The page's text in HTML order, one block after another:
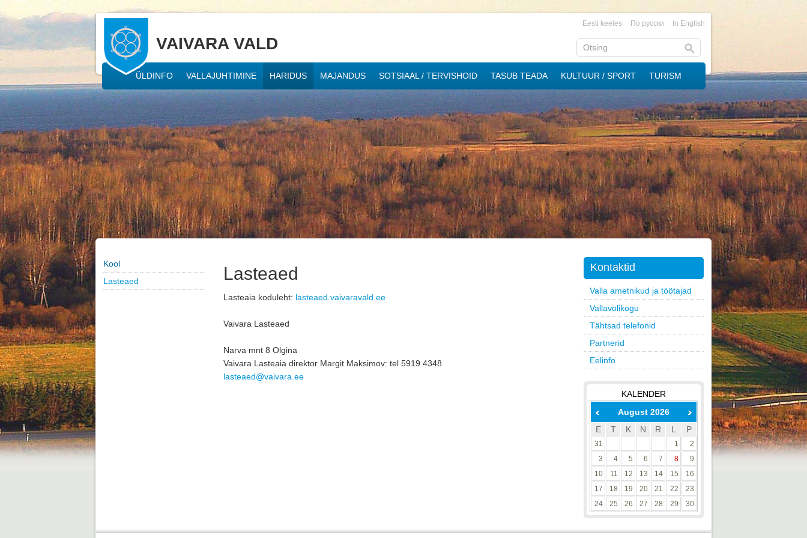
VAIVARA VALD
Eesti keeles По русски In English
ÜLDINFO VALLAJUHTIMINE HARIDUS MAJANDUS SOTSIAAL / TERVISHOID TASUB TEADA KULTUUR / SPORT TURISM
Kool
Lasteaed
Lasteaed
Lasteaia koduleht: lasteaed.vaivaravald.ee
Vaivara Lasteaed
Narva mnt 8 Olgina
Vaivara Lasteaia direktor Margit Maksimov: tel 5919 4348
lasteaed@vaivara.ee
Kontaktid
Valla ametnikud ja töötajad
Vallavolikogu
Tähtsad telefonid
Partnerid
Eelinfo
KALENDER
August 2026
E
T K N R L P
31 1
2
3
4 5 6 7 8
9
10
11 12 13 14 15
16
17
18 19 20 21 22
23
24
25 26 27 28 29 30